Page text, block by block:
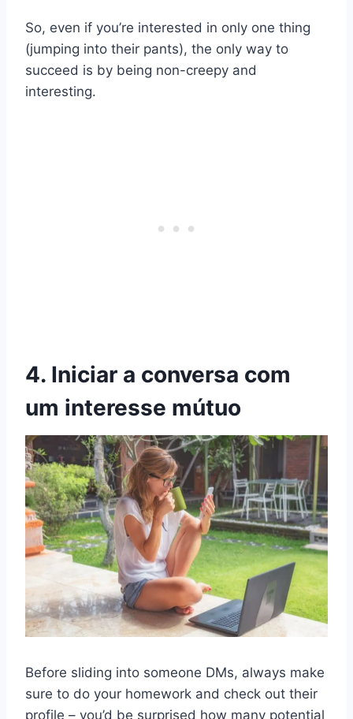
So, even if you’re interested in only one thing
(jumping into their pants), the only way to
succeed is by being non-creepy and
interesting.
4. Iniciar a conversa com
um interesse mútuo
Before sliding into someone DMs, always make
sure to do your homework and check out their
profile – you’d be surprised how many potential